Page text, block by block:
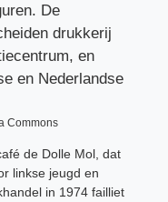
De
drukkerij
en
en Nederlandse
Commons
de Dolle Mol, dat
linkse jeugd en
in 1974 failliet